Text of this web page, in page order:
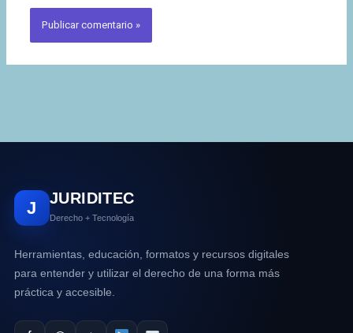
J
JURIDITEC
Derecho + Tecnología
Herramientas, educación, formatos y recursos digitales
para entender y utilizar el derecho de una forma más
práctica y accesible.